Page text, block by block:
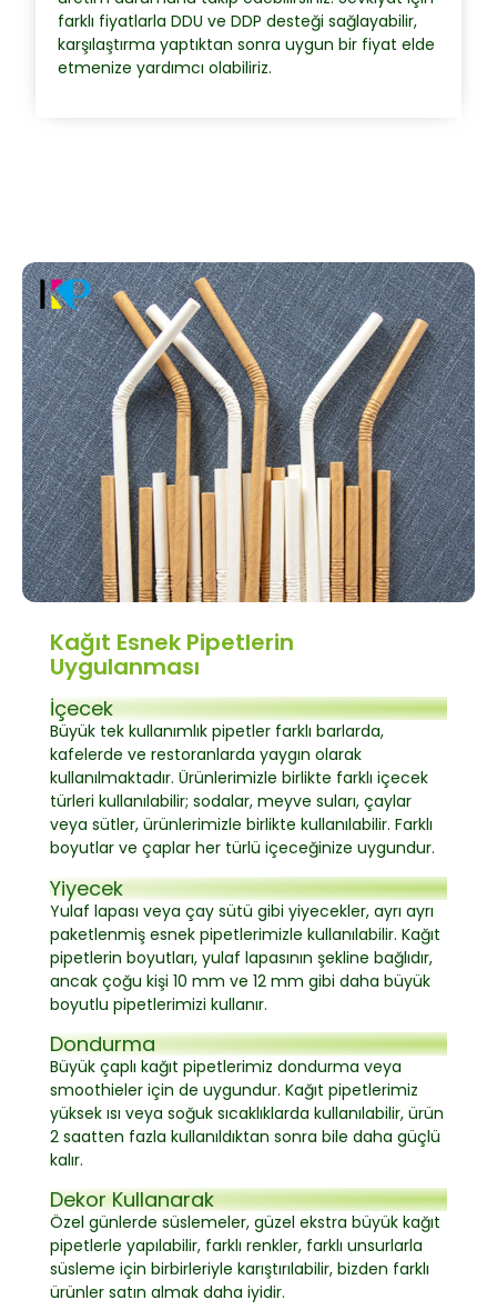
farklı fiyatlarla DDU ve DDP desteği sağlayabilir,
karşılaştırma yaptıktan sonra uygun bir fiyat elde
etmenize yardımcı olabiliriz.
Kağıt Esnek Pipetlerin
Uygulanması
İçecek
Büyük tek kullanımlık pipetler farklı barlarda,
kafelerde ve restoranlarda yaygın olarak
kullanılmaktadır. Ürünlerimizle birlikte farklı içecek
türleri kullanılabilir; sodalar, meyve suları, çaylar
veya sütler, ürünlerimizle birlikte kullanılabilir. Farklı
boyutlar ve çaplar her türlü içeceğinize uygundur.
Yiyecek
Yulaf lapası veya çay sütü gibi yiyecekler, ayrı ayrı
paketlenmiş esnek pipetlerimizle kullanılabilir. Kağıt
pipetlerin boyutları, yulaf lapasının şekline bağlıdır,
ancak çoğu kişi 10 mm ve 12 mm gibi daha büyük
boyutlu pipetlerimizi kullanır.
Dondurma
Büyük çaplı kağıt pipetlerimiz dondurma veya
smoothieler için de uygundur. Kağıt pipetlerimiz
yüksek ısı veya soğuk sıcaklıklarda kullanılabilir, ürün
2 saatten fazla kullanıldıktan sonra bile daha güçlü
kalır.
Dekor Kullanarak
Özel günlerde süslemeler, güzel ekstra büyük kağıt
pipetlerle yapılabilir, farklı renkler, farklı unsurlarla
süsleme için birbirleriyle karıştırılabilir, bizden farklı
ürünler satın almak daha iyidir.